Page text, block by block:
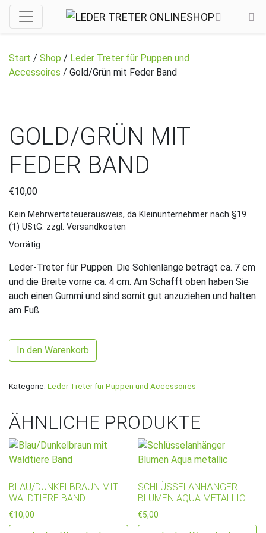
Start / Shop / Leder Treter für Puppen und
Accessoires / Gold/Grün mit Feder Band
GOLD/GRÜN MIT
FEDER BAND
€10,00
Kein Mehrwertsteuerausweis, da Kleinunternehmer nach §19
(1) UStG. zzgl. Versandkosten
Vorrätig
Leder-Treter für Puppen. Die Sohlenlänge beträgt ca. 7 cm
und die Breite vorne ca. 4 cm. Am Schafft oben haben Sie
auch einen Gummi und sind somit gut anzuziehen und halten
am Fuß.
Gold/Grün mit Feder Band Menge
In den Warenkorb
Kategorie: Leder Treter für Puppen und Accessoires
ÄHNLICHE PRODUKTE
BLAU/DUNKELBRAUN MIT
WALDTIERE BAND
€10,00
SCHLÜSSELANHÄNGER
BLUMEN AQUA METALLIC
€5,00